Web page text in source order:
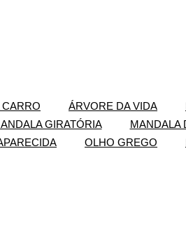
ÁRVORE DA VIDA
GIRATÓRIA MANDALA
OLHO GREGO